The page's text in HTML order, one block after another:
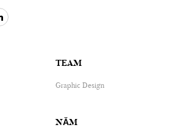
TEAM
Graphic Design
NĂM